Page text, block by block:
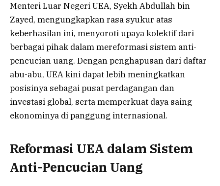
Menteri Luar Negeri UEA, Syekh Abdullah bin
Zayed, mengungkapkan rasa syukur atas
keberhasilan ini, menyoroti upaya kolektif dari
berbagai pihak dalam mereformasi sistem anti-
pencucian uang. Dengan penghapusan dari daftar
abu-abu, UEA kini dapat lebih meningkatkan
posisinya sebagai pusat perdagangan dan
investasi global, serta memperkuat daya saing
ekonominya di panggung internasional.
Reformasi UEA dalam Sistem
Anti-Pencucian Uang